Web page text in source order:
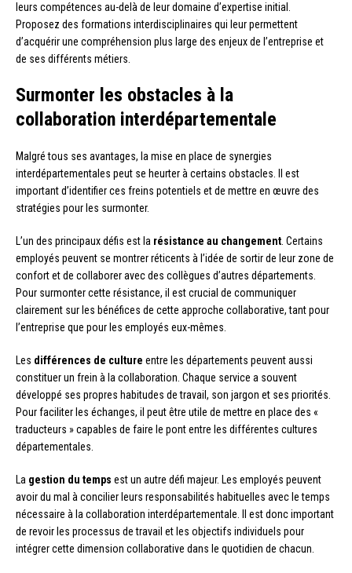
leurs compétences au-delà de leur domaine d’expertise initial.
Proposez des formations interdisciplinaires qui leur permettent
d’acquérir une compréhension plus large des enjeux de l’entreprise et
de ses différents métiers.
Surmonter les obstacles à la
collaboration interdépartementale
Malgré tous ses avantages, la mise en place de synergies
interdépartementales peut se heurter à certains obstacles. Il est
important d’identifier ces freins potentiels et de mettre en œuvre des
stratégies pour les surmonter.
L’un des principaux défis est la résistance au changement. Certains
employés peuvent se montrer réticents à l’idée de sortir de leur zone de
confort et de collaborer avec des collègues d’autres départements.
Pour surmonter cette résistance, il est crucial de communiquer
clairement sur les bénéfices de cette approche collaborative, tant pour
l’entreprise que pour les employés eux-mêmes.
Les différences de culture entre les départements peuvent aussi
constituer un frein à la collaboration. Chaque service a souvent
développé ses propres habitudes de travail, son jargon et ses priorités.
Pour faciliter les échanges, il peut être utile de mettre en place des «
traducteurs » capables de faire le pont entre les différentes cultures
départementales.
La gestion du temps est un autre défi majeur. Les employés peuvent
avoir du mal à concilier leurs responsabilités habituelles avec le temps
nécessaire à la collaboration interdépartementale. Il est donc important
de revoir les processus de travail et les objectifs individuels pour
intégrer cette dimension collaborative dans le quotidien de chacun.